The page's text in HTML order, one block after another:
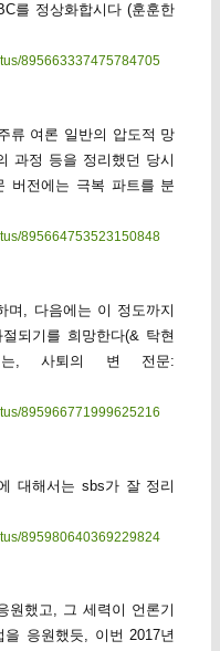
를 정상화합시다 (훈훈한
895663337475784705
류 여론 일반의 압도적 망
과정 등을 정리했던 당시
버전에는 극복 파트를 분
895664753523150848
며, 다음에는 이 정도까지
되기를 희망한다(& 탁현
는, 사퇴의 변 전문:
895966771999625216
대해서는 sbs가 잘 정리
895980640369229824
원했고, 그 세력이 언론기
응원했듯, 이번 2017년